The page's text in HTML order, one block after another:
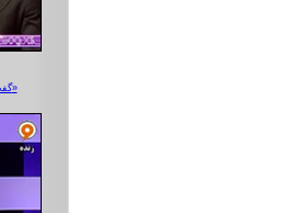
گفت‌وگو با «حسن‌گرامی»و«امیدآمحمدی»